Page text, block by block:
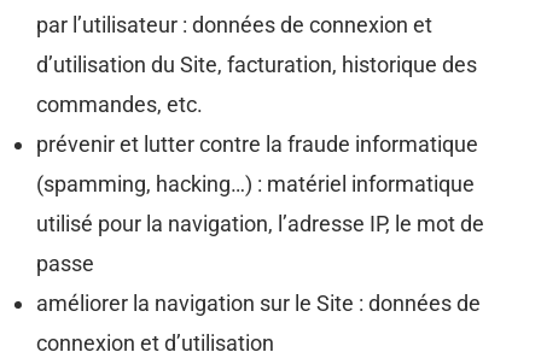
par l’utilisateur : données de connexion et
d’utilisation du Site, facturation, historique des
commandes, etc.
prévenir et lutter contre la fraude informatique
(spamming, hacking…) : matériel informatique
utilisé pour la navigation, l’adresse IP, le mot de
passe
améliorer la navigation sur le Site : données de
connexion et d’utilisation